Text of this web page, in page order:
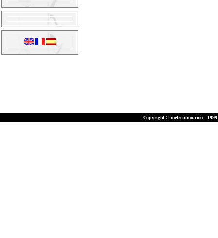
Copyright © metronimo.com -